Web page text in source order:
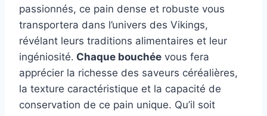
passionnés, ce pain dense et robuste vous
transportera dans l’univers des Vikings,
révélant leurs traditions alimentaires et leur
ingéniosité. Chaque bouchée vous fera
apprécier la richesse des saveurs céréalières,
la texture caractéristique et la capacité de
conservation de ce pain unique. Qu’il soit